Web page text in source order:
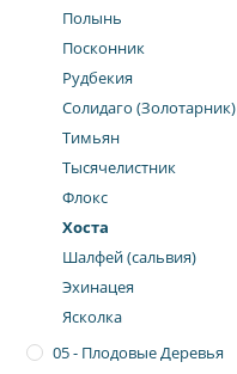
Полынь
Посконник
Рудбекия
Солидаго (Золотарник)
Тимьян
Тысячелистник
Флокс
Хоста
Шалфей (сальвия)
Эхинацея
Ясколка
05 - Плодовые Деревья